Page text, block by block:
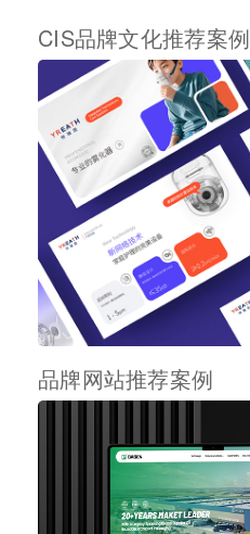
CIS品牌文化推荐案例
品牌网站推荐案例